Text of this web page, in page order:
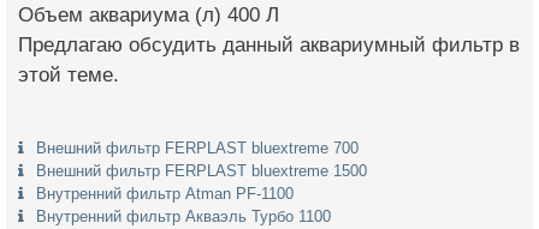
Объем аквариума (л) 400 Л
Предлагаю обсудить данный аквариумный фильтр в
этой теме.
Внешний фильтр FERPLAST bluextreme 700
Внешний фильтр FERPLAST bluextreme 1500
Внутренний фильтр Atmаn PF-1100
Внутренний фильтр Акваэль Турбо 1100